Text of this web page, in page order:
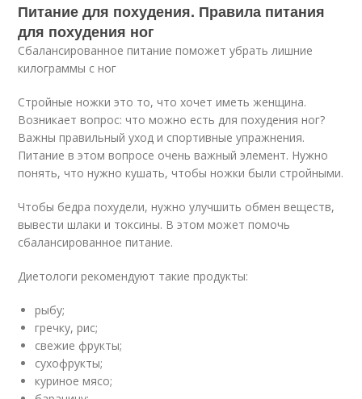
Питание для похудения. Правила питания
для похудения ног
Сбалансированное питание поможет убрать лишние
килограммы с ног
Стройные ножки это то, что хочет иметь женщина.
Возникает вопрос: что можно есть для похудения ног?
Важны правильный уход и спортивные упражнения.
Питание в этом вопросе очень важный элемент. Нужно
понять, что нужно кушать, чтобы ножки были стройными.
Чтобы бедра похудели, нужно улучшить обмен веществ,
вывести шлаки и токсины. В этом может помочь
сбалансированное питание.
Диетологи рекомендуют такие продукты:
рыбу;
гречку, рис;
свежие фрукты;
сухофрукты;
куриное мясо;